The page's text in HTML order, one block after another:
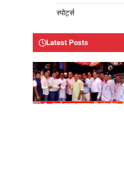
स्पोर्ट्स
Latest Posts